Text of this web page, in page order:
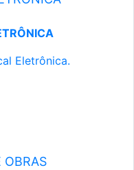
Eletrônica.
OBRAS